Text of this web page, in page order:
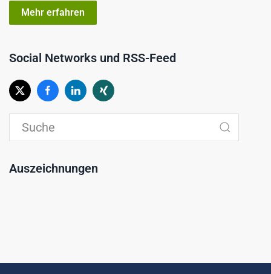
Mehr erfahren
Social Networks und RSS-Feed
Auszeichnungen